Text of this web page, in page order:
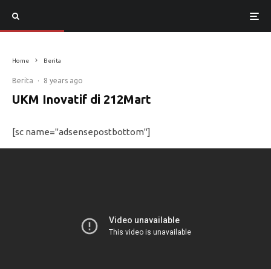
Home Berita
Berita · 8 years ago
UKM Inovatif di 212Mart
[sc name="adsensepostbottom"]